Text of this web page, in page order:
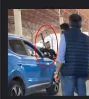
Dünürünü
pazarda
pompalı
tüfekle
bastı